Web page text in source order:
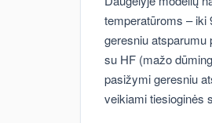
temperatūroms – iki
geresniu atsparumu
su HF (mažo
pasižymi geresniu
veikiami tiesioginės